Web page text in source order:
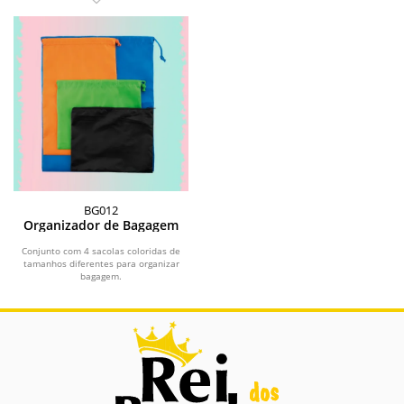
BG012
Organizador de Bagagem
Conjunto com 4 sacolas coloridas de
tamanhos diferentes para organizar
bagagem.